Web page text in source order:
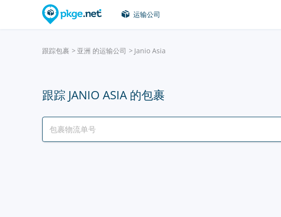
运输公司
跟踪包裹 亚洲 的运输公司 Janio Asia
跟踪 JANIO ASIA 的包裹